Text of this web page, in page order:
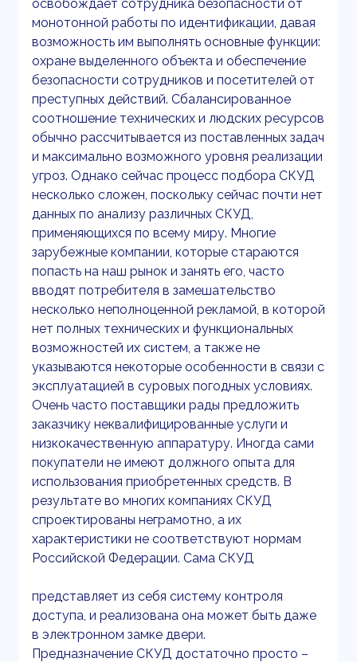
освобождает сотрудника безопасности от
монотонной работы по идентификации, давая
возможность им выполнять основные функции:
охране выделенного объекта и обеспечение
безопасности сотрудников и посетителей от
преступных действий. Сбалансированное
соотношение технических и людских ресурсов
обычно рассчитывается из поставленных задач
и максимально возможного уровня реализации
угроз. Однако сейчас процесс подбора СКУД
несколько сложен, поскольку сейчас почти нет
данных по анализу различных СКУД,
применяющихся по всему миру. Многие
зарубежные компании, которые стараются
попасть на наш рынок и занять его, часто
вводят потребителя в замешательство
несколько неполноценной рекламой, в которой
нет полных технических и функциональных
возможностей их систем, а также не
указываются некоторые особенности в связи с
эксплуатацией в суровых погодных условиях.
Очень часто поставщики рады предложить
заказчику неквалифицированные услуги и
низкокачественную аппаратуру. Иногда сами
покупатели не имеют должного опыта для
использования приобретенных средств. В
результате во многих компаниях СКУД
спроектированы неграмотно, а их
характеристики не соответствуют нормам
Российской Федерации. Сама СКУД
представляет из себя систему контроля
доступа, и реализована она может быть даже
в электронном замке двери.
Предназначение СКУД достаточно просто –